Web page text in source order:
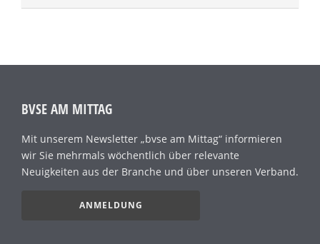
BVSE AM MITTAG
Mit unserem Newsletter „bvse am Mittag“ informieren
wir Sie mehrmals wöchentlich über relevante
Neuigkeiten aus der Branche und über unseren Verband.
ANMELDUNG